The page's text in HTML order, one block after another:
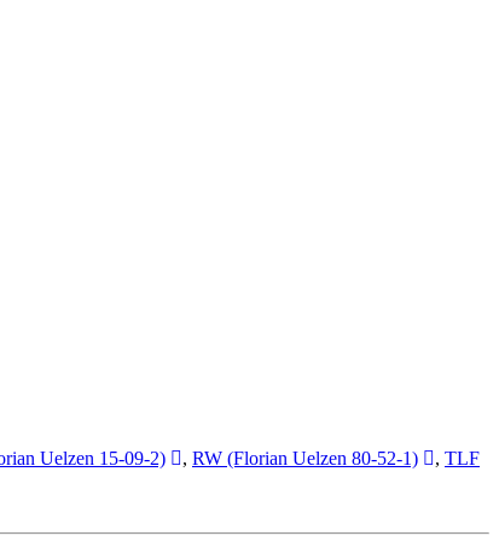
Uelzen 15-09-2) , RW (Florian Uelzen 80-52-1) , TLF